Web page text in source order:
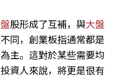
股形成了互補，與大盤
同，創業板指通常都是
主。這對於某些需要均
資人來說，將更是很有